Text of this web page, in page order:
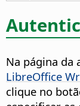
Na página da
LibreOffice
clique no